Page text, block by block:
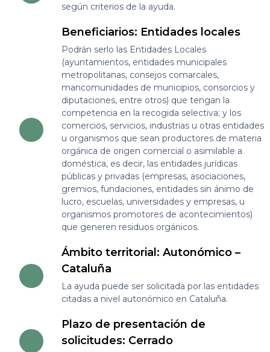
según criterios de la ayuda.
Beneficiarios: Entidades locales
Podrán serlo las Entidades Locales
(ayuntamientos, entidades municipales
metropolitanas, consejos comarcales,
mancomunidades de municipios, consorcios y
diputaciones, entre otros) que tengan la
competencia en la recogida selectiva; y los
comercios, servicios, industrias u otras entidades
u organismos que sean productores de materia
orgánica de origen comercial o asimilable a
doméstica, es decir, las entidades jurídicas
públicas y privadas (empresas, asociaciones,
gremios, fundaciones, entidades sin ánimo de
lucro, escuelas, universidades y empresas, u
organismos promotores de acontecimientos)
que generen residuos orgánicos.
Ámbito territorial: Autonómico –
Cataluña
La ayuda puede ser solicitada por las entidades
citadas a nivel autonómico en Cataluña.
Plazo de presentación de
solicitudes: Cerrado